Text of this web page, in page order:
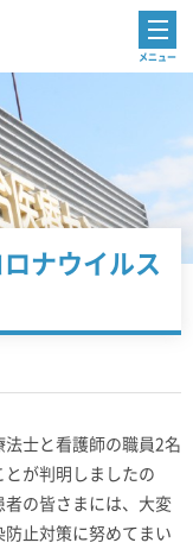
ナウイルス
士と看護師の職員2名
が判明しましたの
の皆さまには、大変
止対策に努めてまい